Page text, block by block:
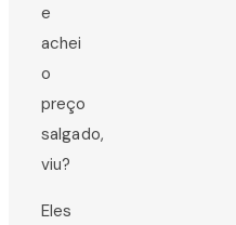
e
achei
o
preço
salgado,
viu?
Eles